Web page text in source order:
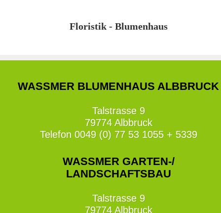
Floristik - Blumenhaus
WASSMER BLUMENHAUS ALBBRUCK
Talstrasse 9
79774 Albbruck
Telefon 0049 (0) 77 53 1055 + 5339
WASSMER GARTEN-/
LANDSCHAFTSBAU
Talstrasse 9
79774 Albbruck